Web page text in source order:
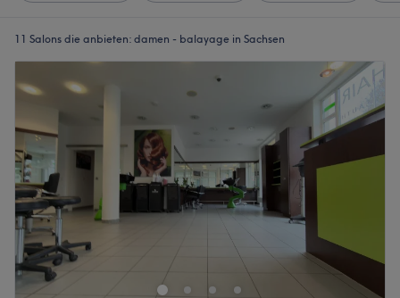
11 Salons die anbieten: damen - balayage in Sachsen